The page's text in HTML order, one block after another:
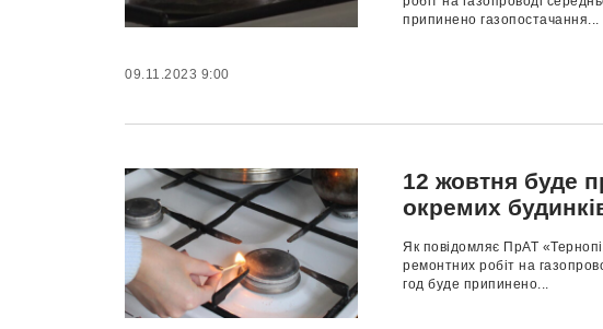
припинено газопостачання...
09.11.2023 9:00
12 жовтня буде
окремих
Як повідомляє ПрАТ
ремонтних робіт на
год буде припинено...